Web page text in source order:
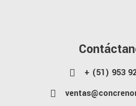
+ (51) 953